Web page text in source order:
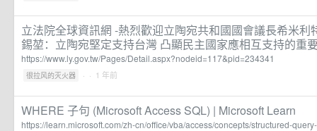
立法院全球資訊網 -熱烈歡迎立陶宛共和國國會議長希米利
錫堃：立陶宛堅定支持台灣 凸顯民主國家應相互支持的重
https://www.ly.gov.tw/Pages/Detail.aspx?nodeid=117&pid=234341
很拉风的灭火器 · · 1 年前
WHERE 子句 (Microsoft Access SQL) | Microsoft Learn
https://learn.microsoft.com/zh-cn/office/vba/access/concepts/structured-